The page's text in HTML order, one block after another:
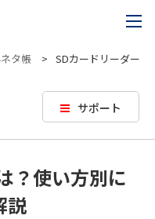
タ帳 > SDカードリーダー
サポート
？使い方別に
説